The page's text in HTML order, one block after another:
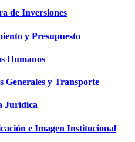
de Inversiones
y Presupuesto
Humanos
Generales y Transporte
Jurídica
e Imagen Institucional